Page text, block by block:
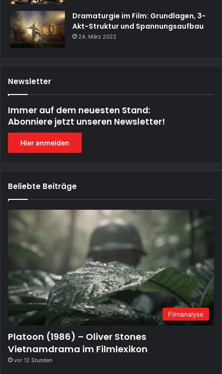
Dramaturgie im Film: Grundlagen, 3-
Akt-Struktur und Spannungsaufbau
24. März 2022
Newsletter
Immer auf dem neuesten Stand:
Abonniere jetzt unseren Newsletter!
Hier anmelden
Beliebte Beiträge
Filmanalyse
Platoon (1986) – Oliver Stones
Vietnamdrama im Filmlexikon
vor 12 Stunden